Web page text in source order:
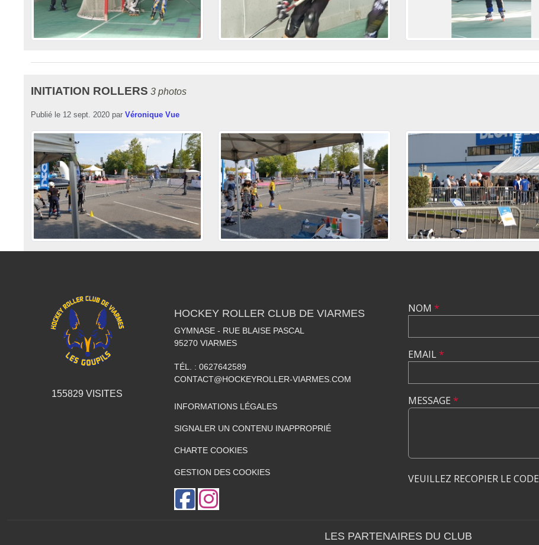
INITIATION ROLLERS 3 photos
Publié le 12 sept. 2020 par Véronique Vue
155829 VISITES
HOCKEY ROLLER CLUB DE VIARMES
GYMNASE - RUE BLAISE PASCAL
95270 VIARMES
TÉL. : 0627642589
CONTACT@HOCKEYROLLER-VIARMES.COM
INFORMATIONS LÉGALES
SIGNALER UN CONTENU INAPPROPRIÉ
CHARTE COOKIES
GESTION DES COOKIES
NOM *
EMAIL*
MESSAGE *
VEUILLEZ RECOPIER LE CODE
LES PARTENAIRES DU CLUB